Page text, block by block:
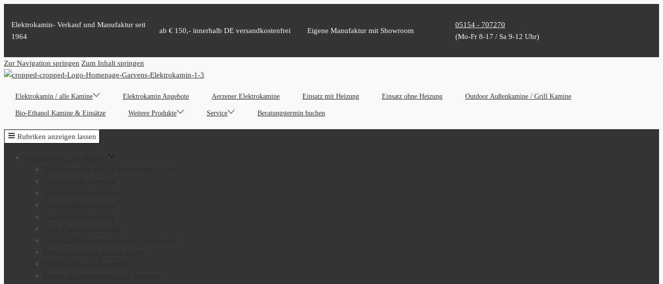
Elektrokamin- Verkauf und Manufaktur seit
1964
ab € 150,- innerhalb DE versandkostenfrei Eigene Manufaktur mit Showroom
05154 - 707270
(Mo-Fr 8-17 / Sa 9-12 Uhr)
Zur Navigation springen Zum Inhalt springen
Elektrokamin / alle Kamine Elektrokamin Angebote Aerzener Elektrokamine Einsatz mit Heizung Einsatz ohne Heizung Outdoor Außenkamine / Grill Kamine
Bio-Ethanol Kamine & Einsätze Weitere Produkte Service Beratungstermin buchen
Rubriken anzeigen lassen